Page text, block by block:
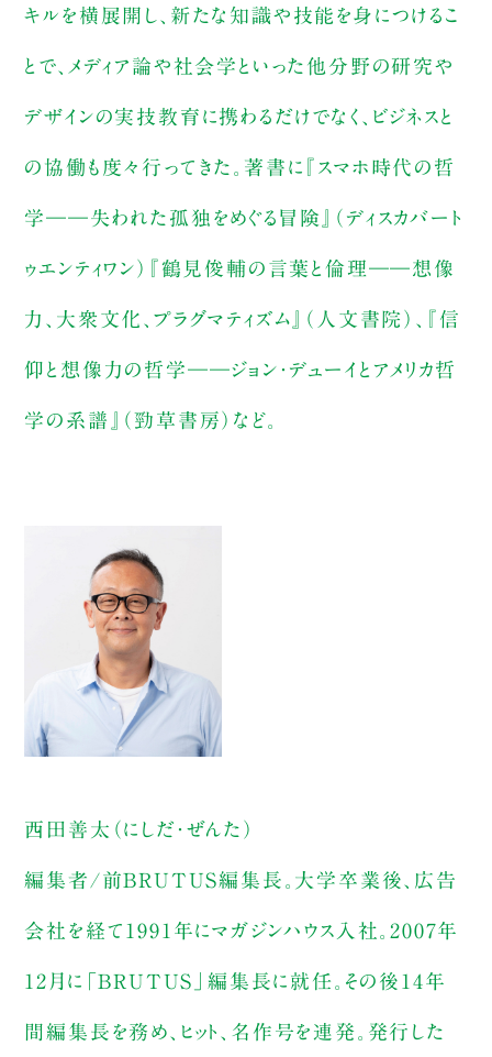
キルを横展開し、新たな知識や技能を身につけるこ
とで、メディア論や社会学といった他分野の研究や
デザインの実技教育に携わるだけでなく、ビジネスと
の協働も度々行ってきた。著書に『スマホ時代の哲
学――失われた孤独をめぐる冒険』（ディスカバート
ゥエンティワン）『鶴見俊輔の言葉と倫理――想像
力、大衆文化、プラグマティズム』（人文書院）、『信
仰と想像力の哲学――ジョン・デューイとアメリカ哲
学の系譜』（勁草書房）など。
西田善太（にしだ・ぜんた）
編集者/前BRUTUS編集長。大学卒業後、広告
会社を経て1991年にマガジンハウス入社。2007年
12月に「BRUTUS」編集長に就任。その後14年
間編集長を務め、ヒット、名作号を連発。発行した